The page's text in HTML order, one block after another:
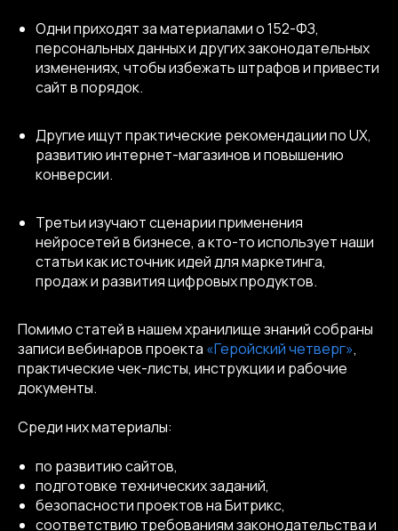
Одни приходят за материалами о 152-ФЗ,
персональных данных и других законодательных
изменениях, чтобы избежать штрафов и привести
сайт в порядок.
Другие ищут практические рекомендации по UX,
развитию интернет-магазинов и повышению
конверсии.
Третьи изучают сценарии применения
нейросетей в бизнесе, а кто-то использует наши
статьи как источник идей для маркетинга,
продаж и развития цифровых продуктов.
Помимо статей в нашем хранилище знаний собраны
записи вебинаров проекта «Геройский четверг»,
практические чек-листы, инструкции и рабочие
документы.
Среди них материалы:
по развитию сайтов,
подготовке технических заданий,
безопасности проектов на Битрикс,
соответствию требованиям законодательства и